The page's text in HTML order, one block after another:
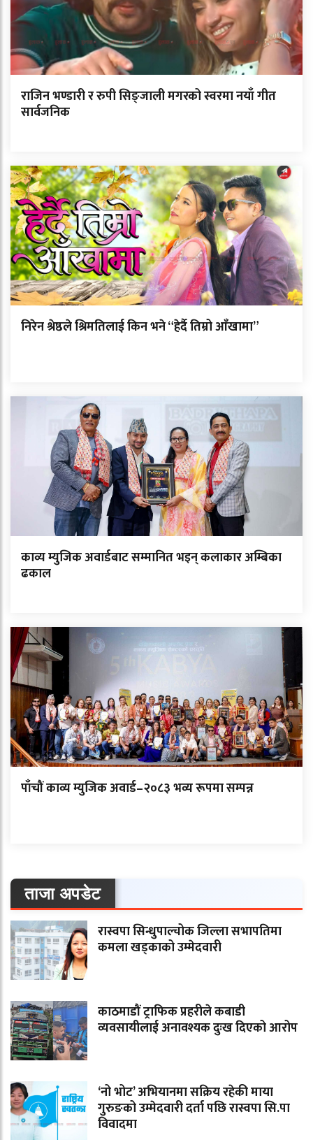
राजिन भण्डारी र रुपी सिङ्जाली मगरको स्वरमा नयाँ गीत
सार्वजनिक
निरेन श्रेष्ठले श्रिमतिलाई किन भने “हेर्दै तिम्रो आँखामा”
काव्य म्युजिक अवार्डबाट सम्मानित भइन् कलाकार अम्बिका
ढकाल
पाँचौं काव्य म्युजिक अवार्ड–२०८३ भव्य रूपमा सम्पन्न
ताजा अपडेट
रास्वपा सिन्धुपाल्चोक जिल्ला सभापतिमा
कमला खड्काको उम्मेदवारी
काठमाडौं ट्राफिक प्रहरीले कबाडी
व्यवसायीलाई अनावश्यक दुःख दिएको आरोप
‘नो भोट’ अभियानमा सक्रिय रहेकी माया
गुरुङको उम्मेदवारी दर्ता पछि रास्वपा सि.पा
विवादमा